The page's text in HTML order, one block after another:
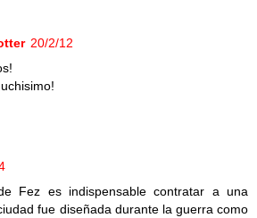
20/2/12
Fez es indispensable contratar a una
fue diseñada durante la guerra como